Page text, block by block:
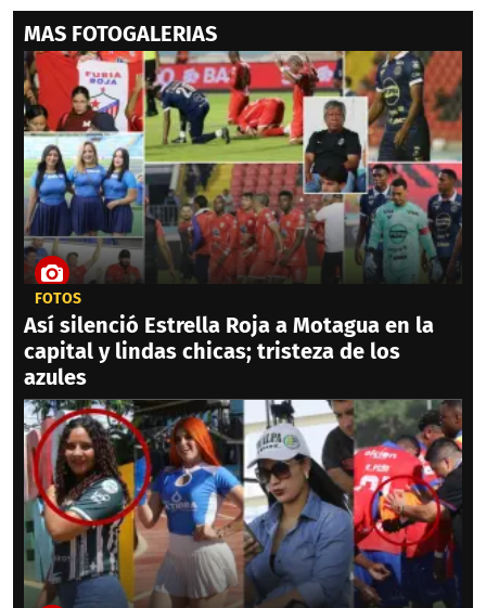
MAS FOTOGALERIAS
FOTOS
Así silenció Estrella Roja a Motagua en la
capital y lindas chicas; tristeza de los
azules